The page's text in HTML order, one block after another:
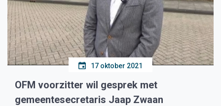
17 oktober 2021
OFM voorzitter wil gesprek met
gemeentesecretaris Jaap Zwaan